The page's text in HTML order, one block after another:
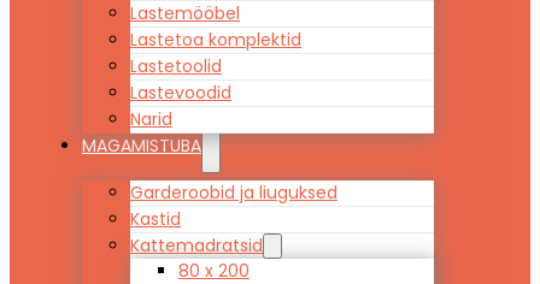
Lastemööbel
Lastetoa komplektid
Lastetoolid
Lastevoodid
Narid
MAGAMISTUBA
Garderoobid ja liuguksed
Kastid
Kattemadratsid
80 x 200